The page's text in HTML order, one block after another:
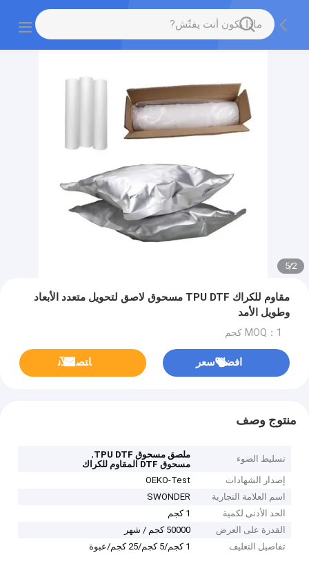
2
/
5
مقاوم للكراك TPU DTF مسحوق لاصق لتحويل متعدد الأبعاد
وطويل الأمد
MOQ：1 كجم
افضل سعر ﺎﺘﺼﻟ ﺍﻶﻧ
منتوج وصف
تسليط الضوء ملصق مسحوق TPU DTF
,
مسحوق DTF المقاوم للكراك
إصدار الشهادات
OEKO-Test
اسم العلامة التجارية
SWONDER
الحد الأدنى لكمية
1 كجم
القدرة على العرض
50000 كجم / شهر
تفاصيل التغليف
1 كجم/5 كجم/25 كجم/عبوة